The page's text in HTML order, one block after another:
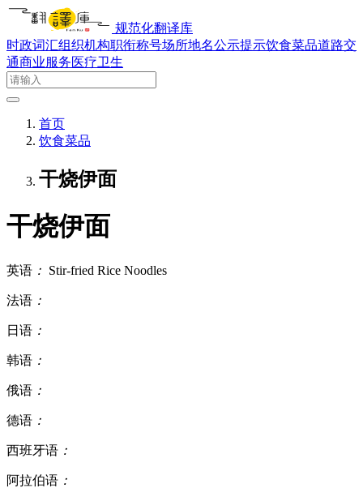
规范化翻译库
时政词汇组织机构职衔称号场所地名公示提示饮食菜品道路交
通商业服务医疗卫生
首页
饮食菜品
干烧伊面
干烧伊面
英语 ： Stir-fried Rice Noodles
法语 ：
日语 ：
韩语 ：
俄语 ：
德语 ：
西班牙语 ：
阿拉伯语 ：